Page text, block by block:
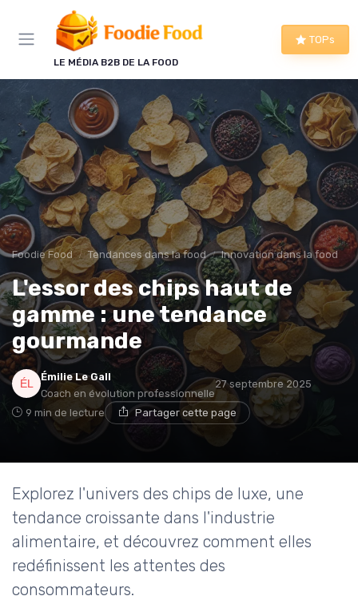
LE MÉDIA B2B DE LA FOOD
TOPs
Foodie Food Tendances dans la food Innovation dans la food
L'essor des chips haut de
gamme : une tendance
gourmande
Émilie Le Gall
Coach en évolution professionnelle
27 septembre 2025
9 min de lecture Partager cette page
Explorez l'univers des chips de luxe, une
tendance croissante dans l'industrie
alimentaire, et découvrez comment elles
redéfinissent les attentes des
consommateurs.
Panneau de gestion des cookies